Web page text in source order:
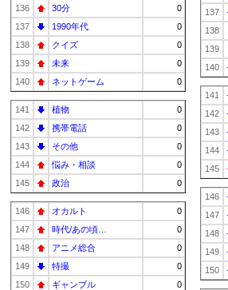
136 30分
0
137
1990年代
0
138
クイズ
0
139
未来
0
140
ネットゲーム 0
141 植物
0
142
携帯電話
0
143
その他
0
144
悩み・相談
0
145
政治 0
146 オカルト
0
147
時代/あの頃…
0
148
アニメ総合
0
149
特撮
0
150
ギャンブル 0
137
138
139
140
141
142
143
144
145
146
147
148
149
150